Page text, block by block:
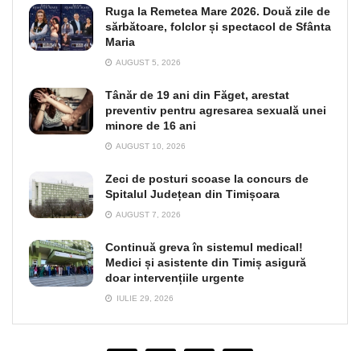
Ruga la Remetea Mare 2026. Două zile de
sărbătoare, folclor și spectacol de Sfânta
Maria
AUGUST 5, 2026
Tânăr de 19 ani din Făget, arestat
preventiv pentru agresarea sexuală unei
minore de 16 ani
AUGUST 10, 2026
Zeci de posturi scoase la concurs de
Spitalul Județean din Timișoara
AUGUST 7, 2026
Continuă greva în sistemul medical!
Medici și asistente din Timiș asigură
doar intervențiile urgente
IULIE 29, 2026